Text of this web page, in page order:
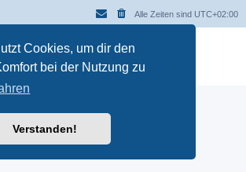
Cookies, um dir den
bei der Nutzung zu
Verstanden!
Alle Zeiten sind UTC+02:00
by phpBB
® Forum Software © phpBB Limited
Deutsche Übersetzung durch
Datenschutz|Nutzungsbedingungen